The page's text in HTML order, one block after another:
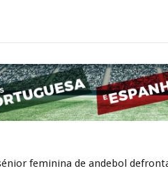
feminina de andebol